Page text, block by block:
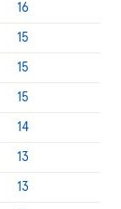
16
15
15
15
14
13
13